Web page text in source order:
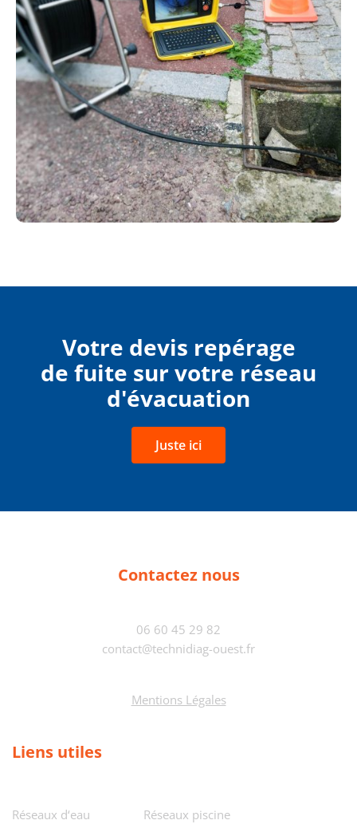
Votre devis repérage
de fuite sur votre réseau
d'évacuation
Juste ici
Contactez nous
06 60 45 29 82
contact@technidiag-ouest.fr
Mentions Légales
Liens utiles
Réseaux d‘eau Réseaux piscine